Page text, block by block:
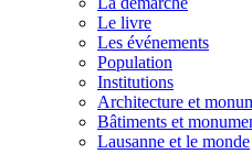
Le livre
Les événements
Population
Institutions
Architecture et
Bâtiments et
Lausanne et le monde